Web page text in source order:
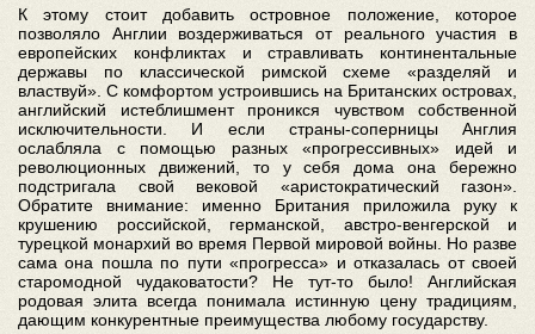
К этому стоит добавить островное положение, которое
позволяло Англии воздерживаться от реального участия в
европейских конфликтах и стравливать континентальные
державы по классической римской схеме «разделяй и
властвуй». С комфортом устроившись на Британских островах,
английский истеблишмент проникся чувством собственной
исключительности. И если страны-соперницы Англия
ослабляла с помощью разных «прогрессивных» идей и
революционных движений, то у себя дома она бережно
подстригала свой вековой «аристократический газон».
Обратите внимание: именно Британия приложила руку к
крушению российской, германской, австро-венгерской и
турецкой монархий во время Первой мировой войны. Но разве
сама она пошла по пути «прогресса» и отказалась от своей
старомодной чудаковатости? Не тут-то было! Английская
родовая элита всегда понимала истинную цену традициям,
дающим конкурентные преимущества любому государству.